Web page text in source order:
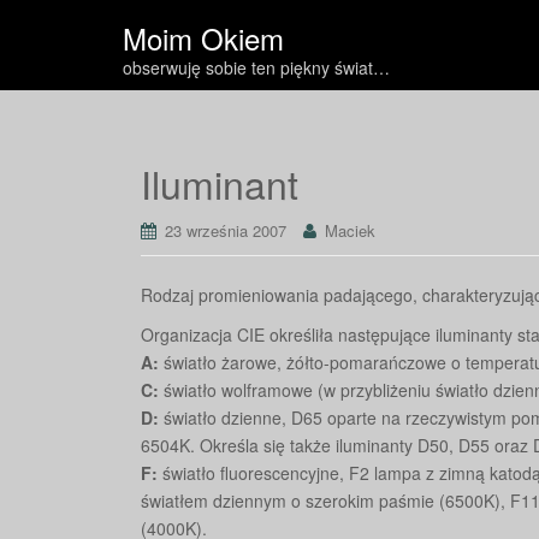
Moim Okiem
obserwuję sobie ten piękny świat…
Iluminant
23 września 2007 Maciek
Rodzaj promieniowania padającego,
Organizacja CIE określiła następujące iluminanty
A: światło żarowe, żółto-pomarańczowe o
C: światło wolframowe (w przybliżeniu światło
D: światło dzienne, D65 oparte na rzeczywistym
6504K. Określa się także iluminanty D50, D55 oraz
F: światło fluorescencyjne, F2 lampa z zimną
światłem dziennym o szerokim paśmie (6500K),
(4000K).